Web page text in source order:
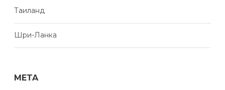
Таиланд
Шри-Ланка
META